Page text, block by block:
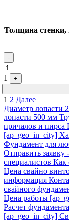
Толщина
-
1
+
Пагинация
записей
1 2 Далее
Диаметр лопасти
лопасти 500 мм
причалов и пирса
[ap_geo_in_city]
Фундамент для
Отправить заявку
специалистов Как
Цена свайно
информация
свайного
Цена работы
Расчет
[ap_geo_in_city]